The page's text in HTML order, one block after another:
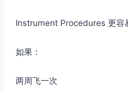
Instrument Procedures 更容
如果：
两周飞一次